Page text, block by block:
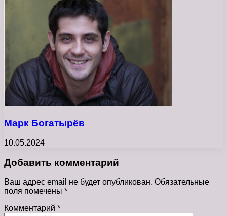
Марк Богатырёв
10.05.2024
Добавить комментарий
Ваш адрес email не будет опубликован. Обязательные
поля помечены *
Комментарий *